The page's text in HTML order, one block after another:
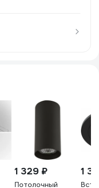
1 329 ₽
Потолочный
1